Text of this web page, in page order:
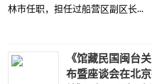
林市任职，担任过船营区副区长...
《馆藏民国闽台
布暨座谈会在北